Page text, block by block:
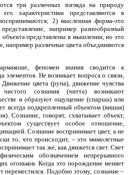
три различных взгляда на природу
характеристики представляются в
2) мысленная форма-это
например разнообразный
объекта представлены в мышлении, но это
например различные цвета объединяются
феномен знания сводится к
Не возникает вопроса о связи,
цвета (рупа), движение чувства
сознания (читта) возникают
и образуют ощущение (спарша) или
всегда подкрепленный объектом (вишая)
Сознание, говорят, схватывает объект,
существует особое отношение,
Сознание воспринимает цвет, а не
то, что происходит, – это мимолетные
так же, как движется свет. Свет
обозначением непрерывного
огоньков. Когда это порождение меняет
переместился. Подобно этому, сознание –